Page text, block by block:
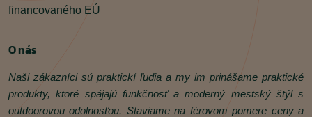
financovaného EÚ
O nás
Naši zákazníci sú praktickí ľudia a my im prinášame praktické
produkty, ktoré spájajú funkčnosť a moderný mestský štýl s
outdoorovou odolnosťou. Staviame na férovom pomere ceny a